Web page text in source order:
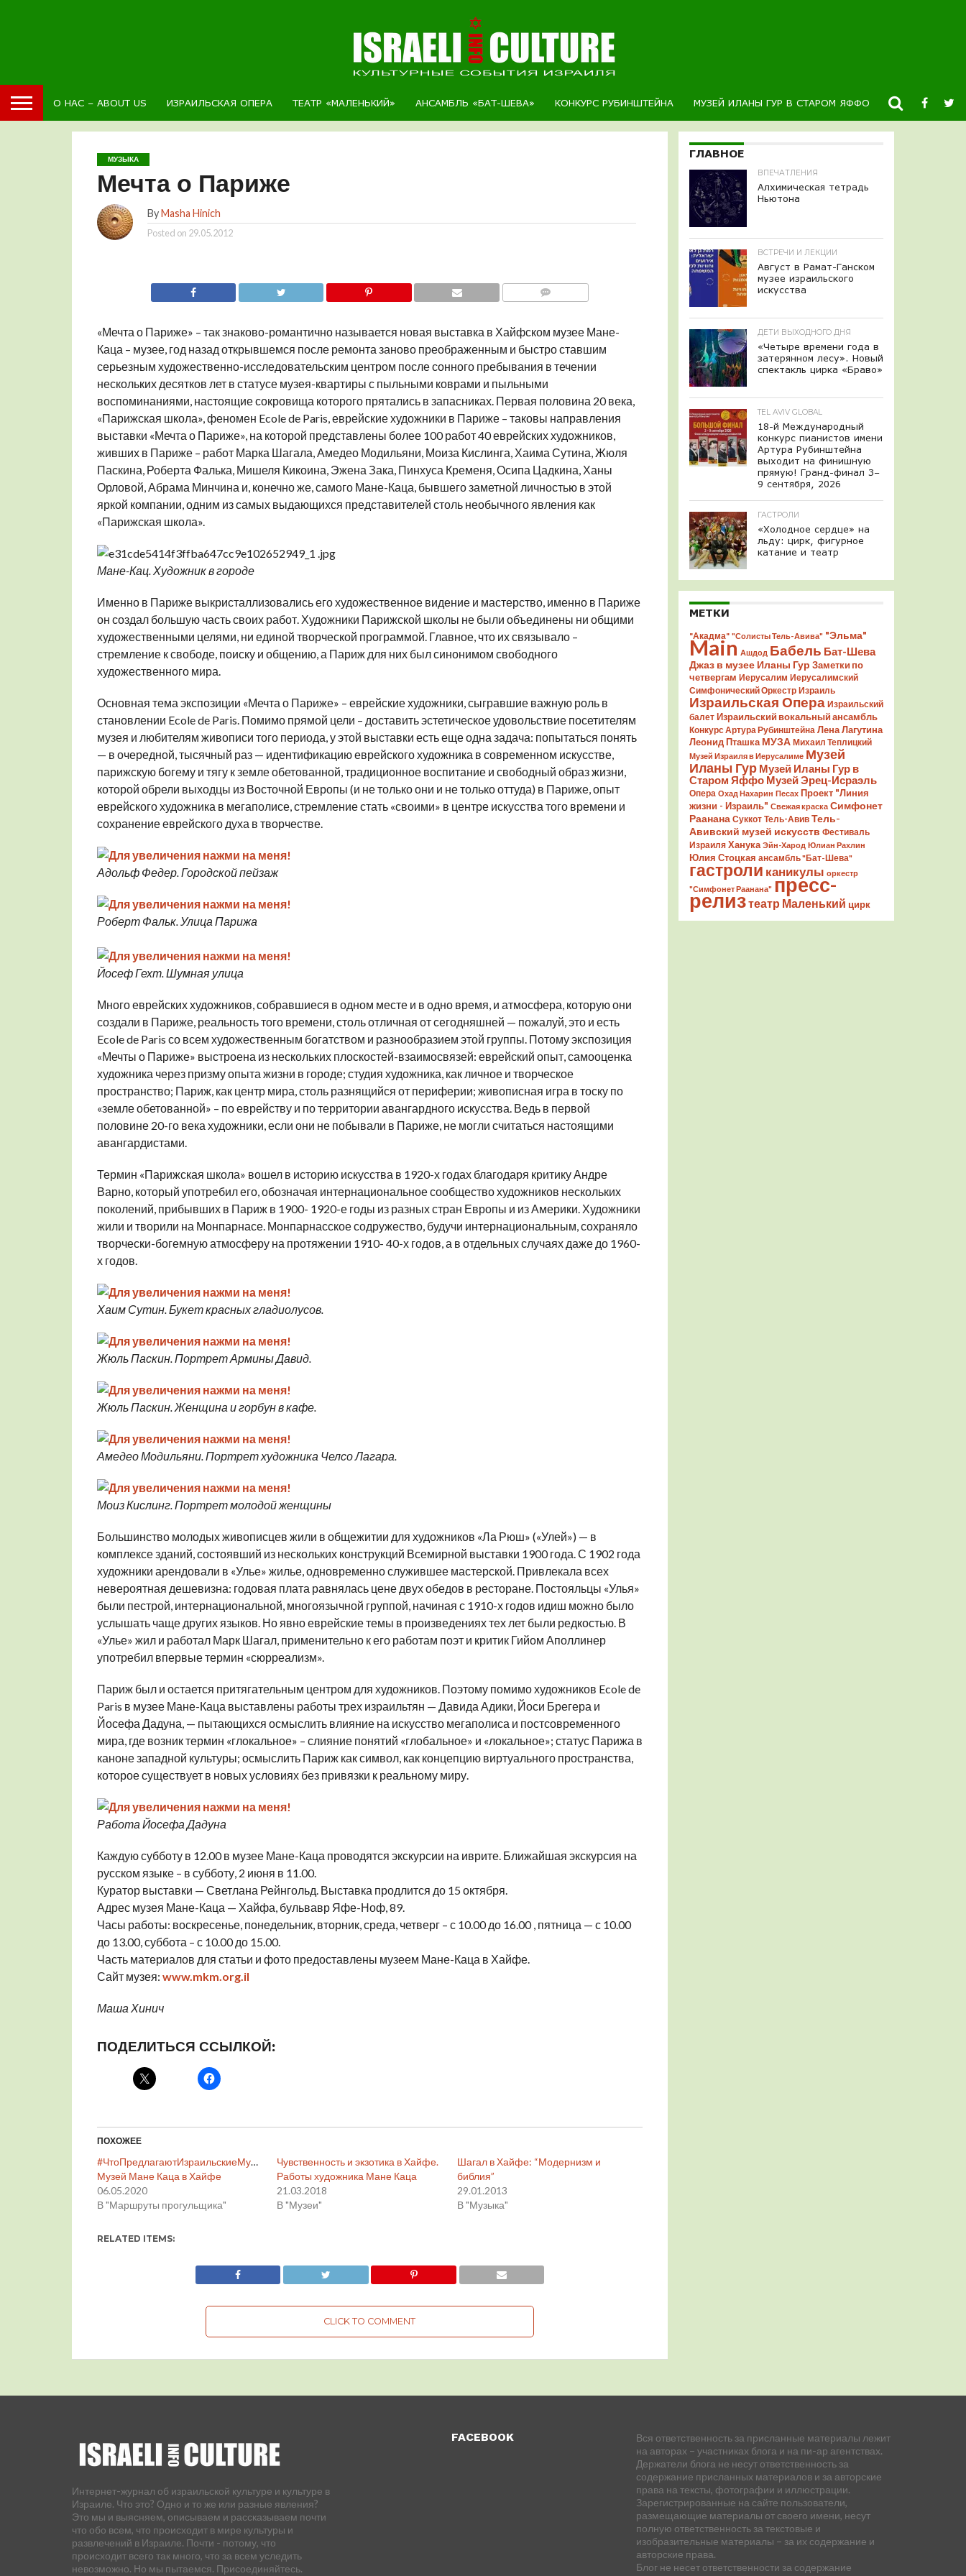
О НАС – ABOUT US ИЗРАИЛЬСКАЯ ОПЕРА ТЕАТР «МАЛЕНЬКИЙ» АНСАМБЛЬ «БАТ-ШЕВА» КОНКУРС РУБИНШТЕЙНА МУЗЕЙ ИЛАНЫ ГУР В СТАРОМ ЯФФО НОВОСТИ
МУЗЫКА
Мечта о Париже
ByMasha Hinich
Posted on 29.05.2012
«Мечта о Париже» – так знаково-романтично называется новая выставка в Хайфском музее Мане-
Каца – музее, год назад открывшемся после ремонта заново преображенным и быстро ставшим
серьезным художественно-исследовательским центром после сонного пребывания в течении
нескольких десятков лет в статусе музея-квартиры с пыльными коврами и пыльными
воспоминаниями, настоящие сокровища которого прятались в запасниках. Первая половина 20 века,
«Парижская школа», феномен Ecole de Paris, еврейские художники в Париже – таковы направления
выставки «Мечта о Париже», на которой представлены более 100 работ 40 еврейских художников,
живших в Париже – работ Марка Шагала, Амедео Модильяни, Моиза Кислинга, Хаима Сутина, Жюля
Паскина, Роберта Фалька, Мишеля Кикоина, Эжена Зака, Пинхуса Кременя, Осипа Цадкина, Ханы
Орловой, Абрама Минчина и, конечно же, самого Мане-Каца, бывшего заметной личностью в этой
яркой компании, одним из самых выдающихся представителей столь необычного явления как
«Парижская школа».
Мане-Кац. Художник в городе
Именно в Париже выкристаллизовались его художественное видение и мастерство, именно в Париже
он создал большую часть своих работ. Художники Парижской школы не были объединены ни общими
художественными целями, ни единой творческой программой. Главное, что их связывало –
стремление к свободе, поиску и общению, а Париж для них был синонимом свободного
художественного мира.
Основная тема экспозиции «Мечта о Париже» – еврейские художники, сыгравшие важную роль в
становлении Ecole de Paris. Помимо прямой цели – доставить эстетическое удовольствие посетителям
музея и любителям живописи того периода, у этой выставки есть еще одна задача: попытаться понять
— в очередной, тысячный раз — идентификацию еврейского художника в современном искусстве,
парижскую богему и тягу к земле обетованной, традиционное воспитание и свободный образ жизни,
которой обрели выходцы из Восточной Европы (и не только они и не только оттуда) в Париже, опыт
еврейского художника в мегаполисе, стремление стать «своими» в центре искусства того времени и
сохранение еврейского духа в творчестве.
Адольф Федер. Городской пейзаж
Роберт Фальк. Улица Парижа
Йосеф Гехт. Шумная улица
Много еврейских художников, собравшиеся в одном месте и в одно время, и атмосфера, которую они
создали в Париже, реальность того времени, столь отличная от сегодняшней — пожалуй, это и есть
Ecole de Paris со всем художественным богатством и разнообразием этой группы. Потому экспозиция
«Мечты о Париже» выстроена из нескольких плоскостей-взаимосвязей: еврейский опыт, самооценка
художника через призму опыта жизни в городе; студия художника, как личное и творческое
пространство; Париж, как центр мира, столь разнящийся от периферии; живописная игра в тоску по
«земле обетованной» – по еврейству и по территории авангардного искусства. Ведь в первой
половине 20-го века художники, если они не побывали в Париже, не могли считаться настоящими
авангардистами.
Термин «Парижская школа» вошел в историю искусства в 1920-х годах благодаря критику Андре
Варно, который употребил его, обозначая интернациональное сообщество художников нескольких
поколений, прибывших в Париж в 1900- 1920-е годы из разных стран Европы и из Америки. Художники
жили и творили на Монпарнасе. Монпарнасское содружество, будучи интернациональным, сохраняло
творчески-богемную атмосферу на протяжении 1910- 40-х годов, а в отдельных случаях даже до 1960-
х годов.
Хаим Сутин. Букет красных гладиолусов.
Жюль Паскин. Портрет Армины Давид.
Жюль Паскин. Женщина и горбун в кафе.
Амедео Модильяни. Портрет художника Челсо Лагара.
Моиз Кислинг. Портрет молодой женщины
Большинство молодых живописцев жили в общежитии для художников «Ла Рюш» («Улей») — в
комплексе зданий, состоявший из нескольких конструкций Всемирной выставки 1900 года. С 1902 года
художники арендовали в «Улье» жилье, одновременно служившее мастерской. Привлекала всех
невероятная дешевизна: годовая плата равнялась цене двух обедов в ресторане. Постояльцы «Улья»
были пестрой, интернациональной, многоязычной группой, начиная с 1910-х годов идиш можно было
услышать чаще других языков. Но явно еврейские темы в произведениях тех лет были редкостью. В
«Улье» жил и работал Марк Шагал, применительно к его работам поэт и критик Гийом Аполлинер
употребил впервые термин «сюрреализм».
Париж был и остается притягательным центром для художников. Поэтому помимо художников Ecole de
Paris в музее Мане-Каца выставлены работы трех израильтян — Давида Адики, Йоси Брегера и
Йосефа Дадуна, — пытающихся осмыслить влияние на искусство мегаполиса и постсовременного
мира, где возник термин «глокальное» – слияние понятий «глобальное» и «локальное»; статус Парижа в
каноне западной культуры; осмыслить Париж как символ, как концепцию виртуального пространства,
которое существует в новых условиях без привязки к реальному миру.
Работа Йосефа Дадуна
Каждую субботу в 12.00 в музее Мане-Каца проводятся экскурсии на иврите. Ближайшая экскурсия на
русском языке – в субботу, 2 июня в 11.00.
Куратор выставки — Светлана Рейнгольд. Выставка продлится до 15 октября.
Адрес музея Мане-Каца — Хайфа, бульвавр Яфе-Ноф, 89.
Часы работы: воскресенье, понедельник, вторник, среда, четверг – с 10.00 до 16.00 , пятница — с 10.00
до 13.00, суббота – с 10.00 до 15.00.
Часть материалов для статьи и фото предоставлены музеем Мане-Каца в Хайфе.
Сайт музея: www.mkm.org.il
Маша Хинич
ПОДЕЛИТЬСЯ ССЫЛКОЙ:
ПОХОЖЕЕ
#ЧтоПредлагаютИзраильскиеМузеиВВиртуальномМире.
Музей Мане Каца в Хайфе
06.05.2020
В "Маршруты прогульщика"
Чувственность и экзотика в Хайфе.
Работы художника Мане Каца
21.03.2018
В "Музеи"
Шагал в Хайфе: “Модернизм и
библия”
29.01.2013
В "Музыка"
RELATED ITEMS:
CLICK TO COMMENT
ГЛАВНОЕ
ВПЕЧАТЛЕНИЯ
Алхимическая тетрадь
Ньютона
ВСТРЕЧИ И ЛЕКЦИИ
Август в Рамат-Ганском
музее израильского
искусства
ДЕТИ ВЫХОДНОГО ДНЯ
«Четыре времени года в
затерянном лесу». Новый
спектакль цирка «Браво»
TEL AVIV GLOBAL
18-й Международный
конкурс пианистов имени
Артура Рубинштейна
выходит на финишную
прямую! Гранд-финал 3–
9 сентября, 2026
ГАСТРОЛИ
«Холодное сердце» на
льду: цирк, фигурное
катание и театр
МЕТКИ
"Акадма" "Солисты Тель-Авива" "Эльма"
Main Ашдод Бабель Бат-Шева
Джаз в музее Иланы Гур Заметки по
четвергам Иерусалим Иерусалимский
Симфонический Оркестр Израиль
Израильская Опера Израильский
балет Израильский вокальный ансамбль
Конкурс Артура Рубинштейна Лена Лагутина
Леонид Пташка МУЗА Михаил Теплицкий
Музей Израиля в Иерусалиме Музей
Иланы Гур Музей Иланы Гур в
Старом Яффо Музей Эрец-Исраэль
Опера Охад Нахарин Песах Проект "Линия
жизни - Израиль" Свежая краска Симфонет
Раанана Суккот Тель-Авив Тель-
Авивский музей искусств Фестиваль
Израиля Ханука Эйн-Харод Юлиан Рахлин
Юлия Стоцкая ансамбль "Бат-Шева"
гастроли каникулы оркестр
"Симфонет Раанана" пресс-
релизтеатр Маленький цирк
Интернет-журнал об израильской культуре и культуре в
Израиле. Что это? Одно и то же или разные явления?
Это мы и выясняем, описываем и рассказываем почти
что обо всем, что происходит в мире культуры и
развлечений в Израиле. Почти - потому, что
происходит всего так много, что за всем уследить
невозможно. Но мы пытаемся. Присоединяйтесь.
FACEBOOK
Вся ответственность за присланные материалы лежит
на авторах – участниках блога и на пи-ар агентствах.
Держатели блога не несут ответственность за
содержание присланных материалов и за авторские
права на тексты, фотографии и иллюстрации.
Зарегистрированные на сайте пользователи,
размещающие материалы от своего имени, несут
полную ответственность за текстовые и
изобразительные материалы – за их содержание и
авторские права.
Блог не несет ответственности за содержание